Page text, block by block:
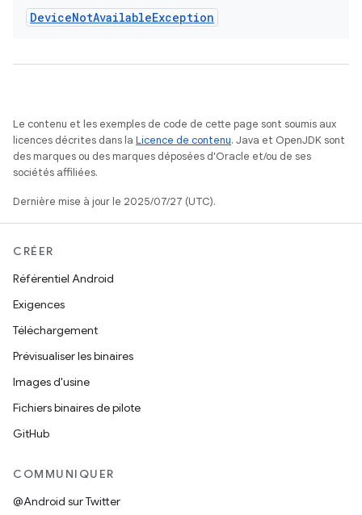
DeviceNotAvailableException
Le contenu et les exemples de code de cette page sont soumis aux
licences décrites dans la Licence de contenu. Java et OpenJDK sont
des marques ou des marques déposées d'Oracle et/ou de ses
sociétés affiliées.
Dernière mise à jour le 2025/07/27 (UTC).
CRÉER
Référentiel Android
Exigences
Téléchargement
Prévisualiser les binaires
Images d'usine
Fichiers binaires de pilote
GitHub
COMMUNIQUER
@Android sur Twitter